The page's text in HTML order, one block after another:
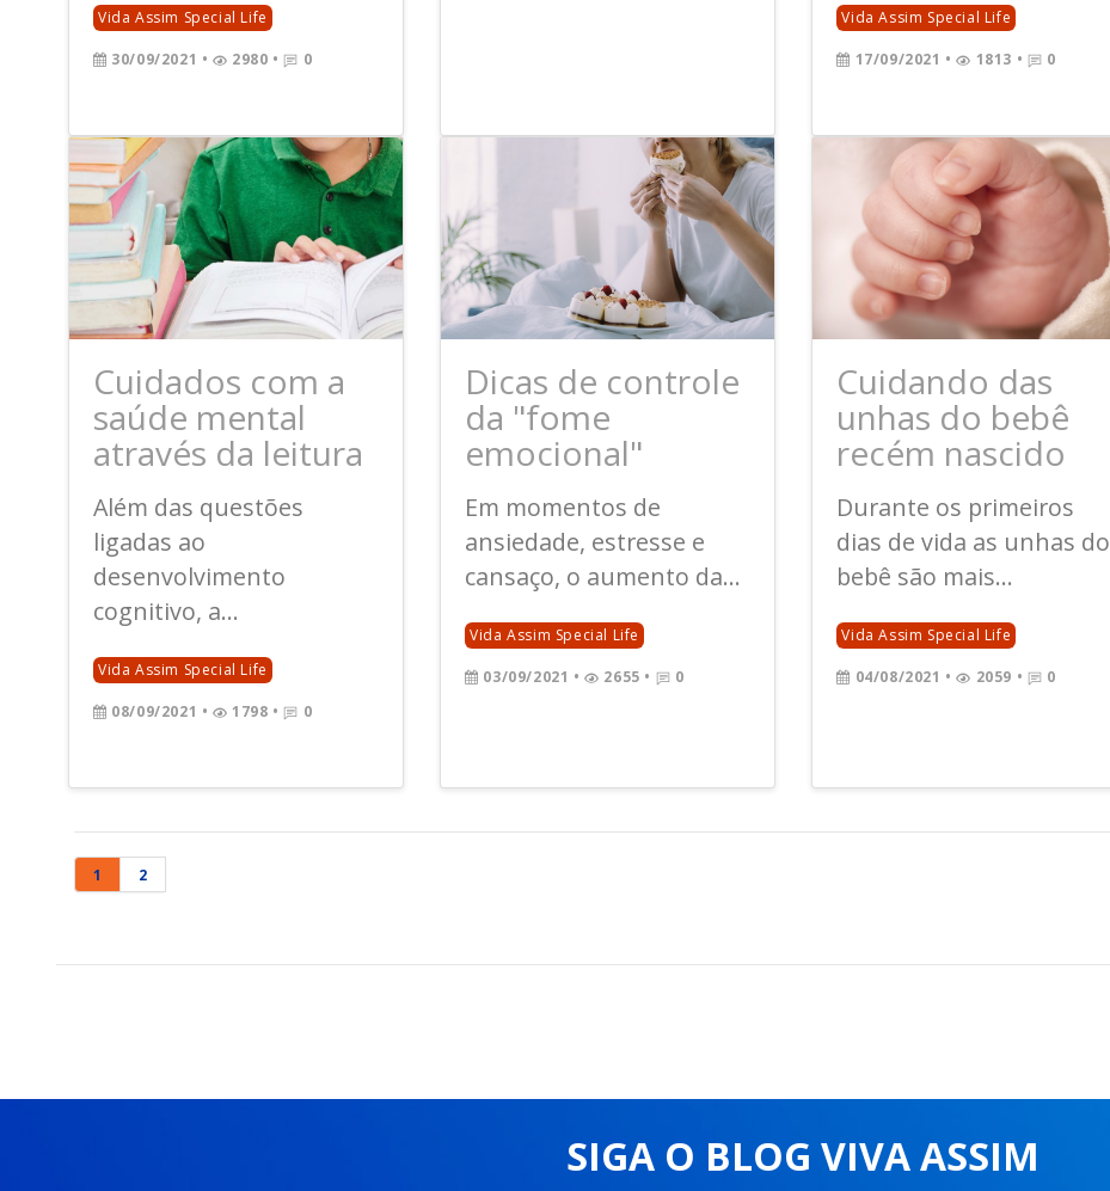
Vida Assim Special Life
30/09/2021 • 2980 • 0
Vida Assim Special Life
17/09/2021 • 1813 • 0
Cuidados com a
saúde mental
através da leitura
Além das questões
ligadas ao
desenvolvimento
cognitivo, a...
Vida Assim Special Life
08/09/2021 • 1798 • 0
Dicas de controle
da "fome
emocional"
Em momentos de
ansiedade, estresse e
cansaço, o aumento da...
Vida Assim Special Life
03/09/2021 • 2655 • 0
Cuidando das
unhas do bebê
recém nascido
Durante os primeiros
dias de vida as unhas do
bebê são mais...
Vida Assim Special Life
04/08/2021 • 2059 • 0
1 2
SIGA O BLOG VIVA ASSIM